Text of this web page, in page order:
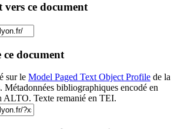
ce document
document
sur le Model Paged Text Object Profile de la
bibliographiques encodé en
Texte remanié en TEI.